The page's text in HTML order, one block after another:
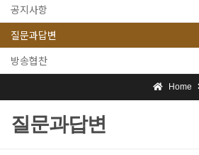
공지사항
질문과답변
방송협찬
Home
질문과답변